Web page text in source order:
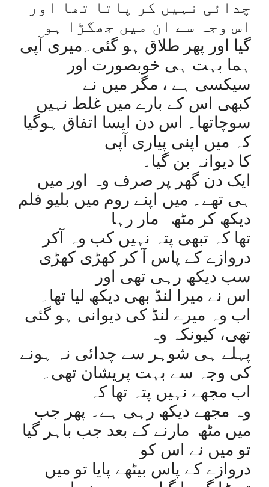
چدائی نہیں کر پاتا تھا اور
اس وجہ سے ان میں جھگڑا ہو
گیا اور پھر طلاق ہو گئی۔میری آپی
ہما بہت ہی خوبصورت اور
سیکسی ہے ، مگر میں نے
کبھی اس کے بارے میں غلط نہیں
سوچاتھا۔ اس دن ایسا اتفاق ہوگیا
کہ میں اپنی پیاری آپی
کا دیوانہ بن گیا۔
ایک دن گھر پر صرف وہ اور میں
ہی تھے۔ میں اپنے روم میں بلیو فلم
دیکھ کر مٹھ
مار رہا
تھا کہ تبھی پتہ نہیں کب وہ آکر
دروازے کے پاس آ کر کھڑی کھڑی
سب دیکھ رہی تھی اور
اس نے میرا لنڈ بھی دیکھ لیا تھا۔
اب وہ میرے لنڈ کی دیوانی ہو گئی
تھی، کیونکہ وہ
پہلے ہی شوہر سے چدائی نہ ہونے
کی وجہ سے بہت پریشان تھی۔
اب مجھے نہیں پتہ تھا کہ
وہ مجھے دیکھ رہی ہے۔ پھر جب
میں مٹھ مارنے کے بعد جب باہر گیا
تو میں نے اس کو
دروازے کے پاس بیٹھے پایا تو میں